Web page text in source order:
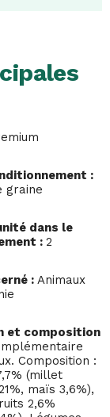
:
graine
dans le
: 2
: Animaux
et composition
Composition :
(millet
maïs 3,6%),
2,6%